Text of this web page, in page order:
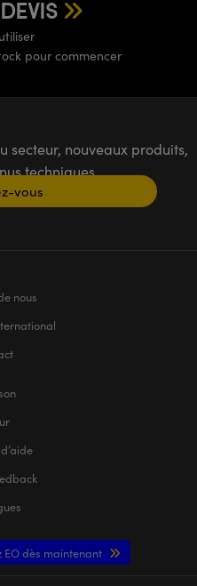
pour commencer
secteur, nouveaux produits,
techniques
vous
nous
EO dès maintenant